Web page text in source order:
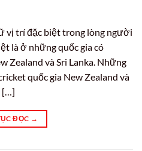
vị trí đặc biệt trong lòng người
là ở những quốc gia có
Zealand và Sri Lanka. Những
quốc gia New Zealand và
[…]
ĐỌC →